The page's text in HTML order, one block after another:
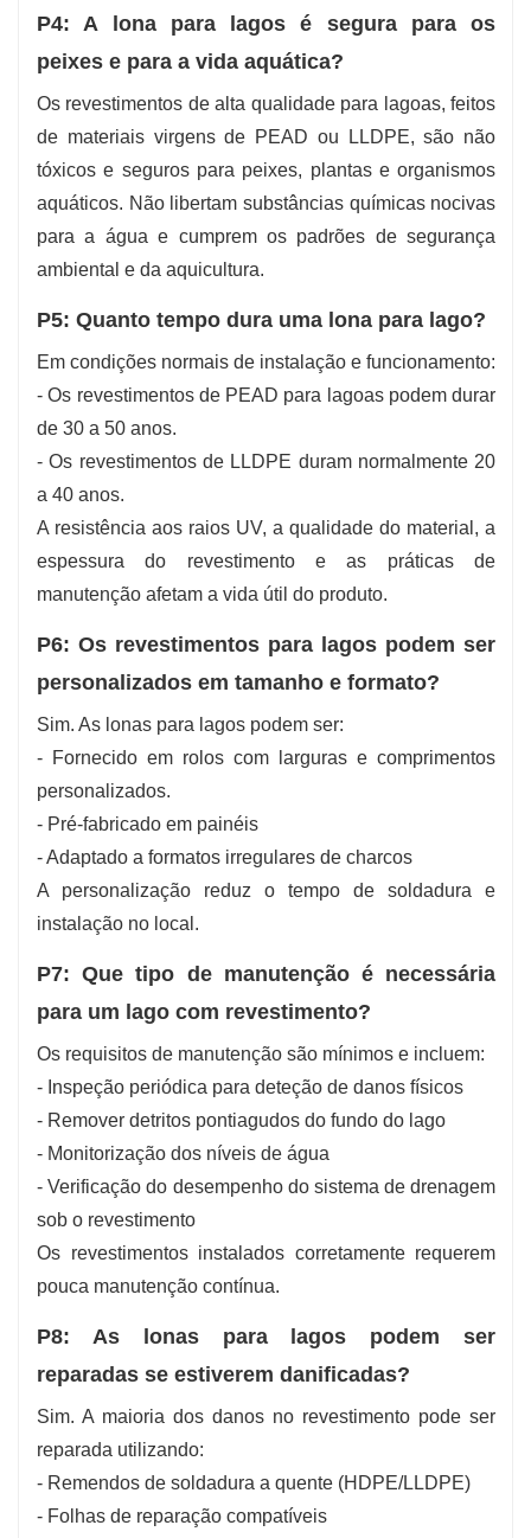
P4: A lona para lagos é segura para os
peixes e para a vida aquática?
Os revestimentos de alta qualidade para lagoas, feitos
de materiais virgens de PEAD ou LLDPE, são não
tóxicos e seguros para peixes, plantas e organismos
aquáticos. Não libertam substâncias químicas nocivas
para a água e cumprem os padrões de segurança
ambiental e da aquicultura.
P5: Quanto tempo dura uma lona para lago?
Em condições normais de instalação e funcionamento:
- Os revestimentos de PEAD para lagoas podem durar
de 30 a 50 anos.
- Os revestimentos de LLDPE duram normalmente 20
a 40 anos.
A resistência aos raios UV, a qualidade do material, a
espessura do revestimento e as práticas de
manutenção afetam a vida útil do produto.
P6: Os revestimentos para lagos podem ser
personalizados em tamanho e formato?
Sim. As lonas para lagos podem ser:
- Fornecido em rolos com larguras e comprimentos
personalizados.
- Pré-fabricado em painéis
- Adaptado a formatos irregulares de charcos
A personalização reduz o tempo de soldadura e
instalação no local.
P7: Que tipo de manutenção é necessária
para um lago com revestimento?
Os requisitos de manutenção são mínimos e incluem:
- Inspeção periódica para deteção de danos físicos
- Remover detritos pontiagudos do fundo do lago
- Monitorização dos níveis de água
- Verificação do desempenho do sistema de drenagem
sob o revestimento
Os revestimentos instalados corretamente requerem
pouca manutenção contínua.
P8: As lonas para lagos podem ser
reparadas se estiverem danificadas?
Sim. A maioria dos danos no revestimento pode ser
reparada utilizando:
- Remendos de soldadura a quente (HDPE/LLDPE)
- Folhas de reparação compatíveis